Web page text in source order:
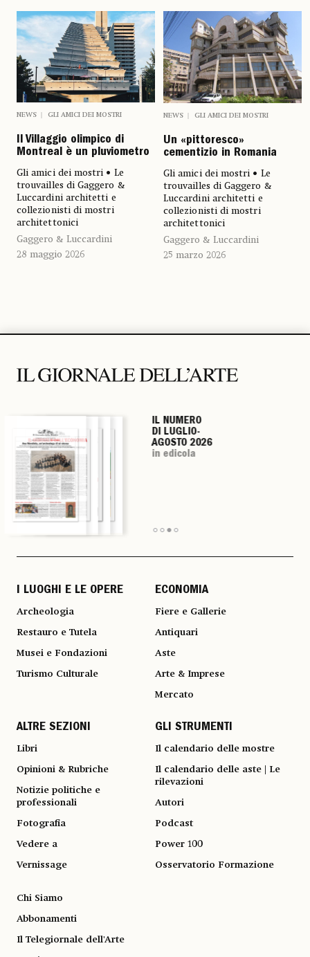
NEWS GLI AMICI DEI MOSTRI
Il Villaggio olimpico di
Montreal è un pluviometro
Gli amici dei mostri • Le
trouvailles di Gaggero &
Luccardini architetti e
collezionisti di mostri
architettonici
Gaggero & Luccardini
28 maggio 2026
NEWS GLI AMICI DEI MOSTRI
Un «pittoresco»
cementizio in Romania
Gli amici dei mostri • Le
trouvailles di Gaggero &
Luccardini architetti e
collezionisti di mostri
architettonici
Gaggero & Luccardini
25 marzo 2026
IL NUMERO
DI LUGLIO-
AGOSTO 2026
in edicola
IL NUMERO
DI LUGLIO-
AGOSTO 2026
in edicola
IL NUMERO
DI LUGLIO-
AGOSTO 2026
in edicola
IL NUMERO
DI LUGLIO-
AGOSTO 2026
in edicola
I LUOGHI E LE OPERE
Archeologia
Restauro e Tutela
Musei e Fondazioni
Turismo Culturale
ECONOMIA
Fiere e Gallerie
Antiquari
Aste
Arte & Imprese
Mercato
ALTRE SEZIONI
Libri
Opinioni & Rubriche
Notizie politiche e
professionali
Fotografia
Vedere a
Vernissage
GLI STRUMENTI
Il calendario delle mostre
Il calendario delle aste | Le
rilevazioni
Autori
Podcast
Power 100
Osservatorio Formazione
Chi Siamo
Abbonamenti
Il Telegiornale dell'Arte